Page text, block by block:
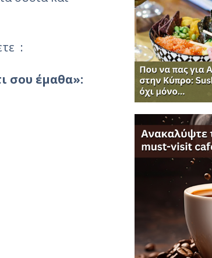
:
σου έμαθα»: